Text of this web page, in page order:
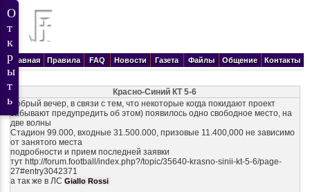
Главная Правила FAQ Новости Газета Файлы Общение Контакты
Красно-Синий КТ 5-6
Добрый вечер, в связи с тем, что некоторые когда покидают проект
забывают предупредить об этом) появилось одно свободное место, на
две волны
Стадион 99.000, входные 31.500.000, призовые 11.400,000 не зависимо
от занятого места
подробности и прием последней заявки
тут http://forum.football/index.php?/topic/35640-krasno-sinii-kt-5-6/page-
27#entry3042371
а так же в ЛС Giallo Rossi